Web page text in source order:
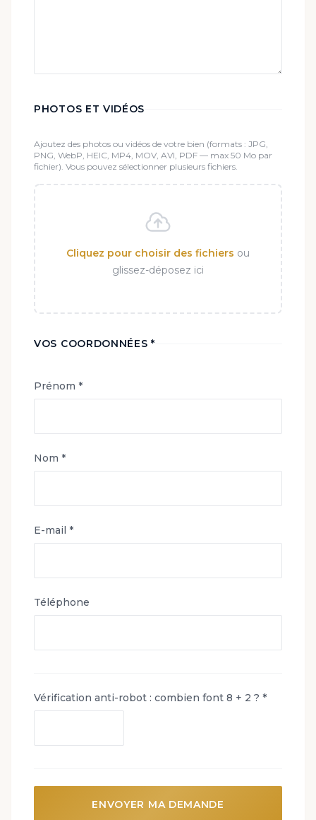
PHOTOS ET VIDÉOS
Ajoutez des photos ou vidéos de votre bien (formats : JPG,
PNG, WebP, HEIC, MP4, MOV, AVI, PDF — max 50 Mo par
fichier). Vous pouvez sélectionner plusieurs fichiers.
Cliquez pour choisir des fichiers ou
glissez-déposez ici
VOS COORDONNÉES *
Prénom *
Nom *
E-mail *
Téléphone
Vérification anti-robot : combien font 8 + 2 ? *
ENVOYER MA DEMANDE